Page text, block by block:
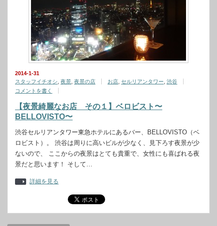
2014-1-31
スタッフイチオシ 夜景 夜景の店 お店 セルリアンタワー 渋谷
コメントを書く
【夜景綺麗なお店 その１】ベロビスト〜
BELLOVISTO〜
渋谷セルリアンタワー東急ホテルにあるバー、BELLOVISTO（ベ
ロビスト）。 渋谷は周りに高いビルが少なく、見下ろす夜景が少
ないので、 ここからの夜景はとても貴重で、女性にも喜ばれる夜
景だと思います！ そして…
詳細を見る